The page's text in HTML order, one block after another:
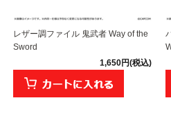
レザー調ファイル 鬼武者 Way of the
Sword
1,650円(税込)